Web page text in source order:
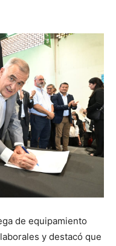
de equipamiento
y destacó que